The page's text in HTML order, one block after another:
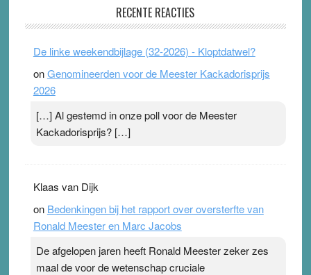
Ward van Beek
topsporters. Ze hopen ermee hun hartslag te verlagen
terwijl ze meer zuurstof opnemen. Daarop heeft zo’n
pleister geen effect. Maar het gevoel ‘makkelijker te
Pleisterplakkers in de topspsort › [...]
RECENTE REACTIES
De linke weekendbijlage (32-2026) - Kloptdatwel?
onGenomineerden voor de Meester Kackadorisprijs
2026
[…] Al gestemd in onze poll voor de Meester
Kackadorisprijs? […]
Klaas van Dijk
on Bedenkingen bij het rapport over oversterfte van
Ronald Meester en Marc Jacobs
De afgelopen jaren heeft Ronald Meester zeker zes
maal de voor de wetenschap cruciale